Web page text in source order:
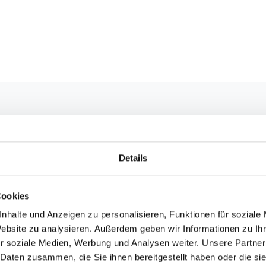
Details
und Anzeigen zu personalisieren, Funktionen für soziale
zu analysieren. Außerdem geben wir Informationen zu
soziale Medien, Werbung und Analysen weiter. Unsere
zusammen, die Sie ihnen bereitgestellt haben oder die